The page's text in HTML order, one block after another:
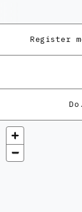
Register